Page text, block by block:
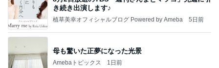
き続き出演します♪
植草美幸オフィシャルブログ Powered by Ameba 5日前
母も驚いた正夢になった光景
Amebaトピックス 1日前